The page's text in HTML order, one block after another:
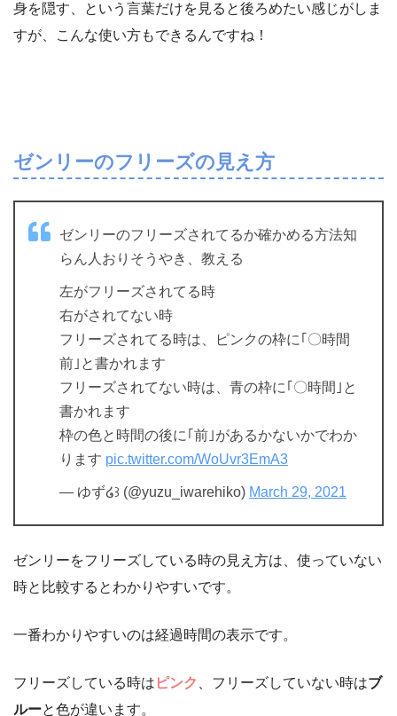
身を隠す、という言葉だけを見ると後ろめたい感じがしま
すが、こんな使い方もできるんですね！
ゼンリーのフリーズの見え方
ゼンリーのフリーズされてるか確かめる方法知
らん人おりそうやき、教える
左がフリーズされてる時
右がされてない時
フリーズされてる時は、ピンクの枠に｢〇時間
前｣と書かれます
フリーズされてない時は、青の枠に｢〇時間｣と
書かれます
枠の色と時間の後に｢前｣があるかないかでわか
ります pic.twitter.com/WoUvr3EmA3
— ゆず໒꒱ (@yuzu_iwarehiko) March 29, 2021
ゼンリーをフリーズしている時の見え方は、使っていない
時と比較するとわかりやすいです。
一番わかりやすいのは経過時間の表示です。
フリーズしている時は ピンク 、フリーズしていない時はブ
ルーと色が違います。